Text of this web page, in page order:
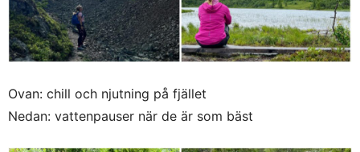
Ovan: chill och njutning på fjället
Nedan: vattenpauser när de är som bäst